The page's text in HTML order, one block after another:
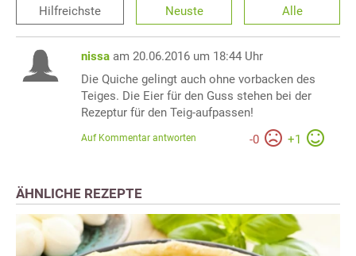
Hilfreichste Neuste Alle
nissa am 20.06.2016 um 18:44 Uhr
Die Quiche gelingt auch ohne vorbacken des
Teiges. Die Eier für den Guss stehen bei der
Rezeptur für den Teig-aufpassen!
-0 +1
Auf Kommentar antworten
ÄHNLICHE REZEPTE